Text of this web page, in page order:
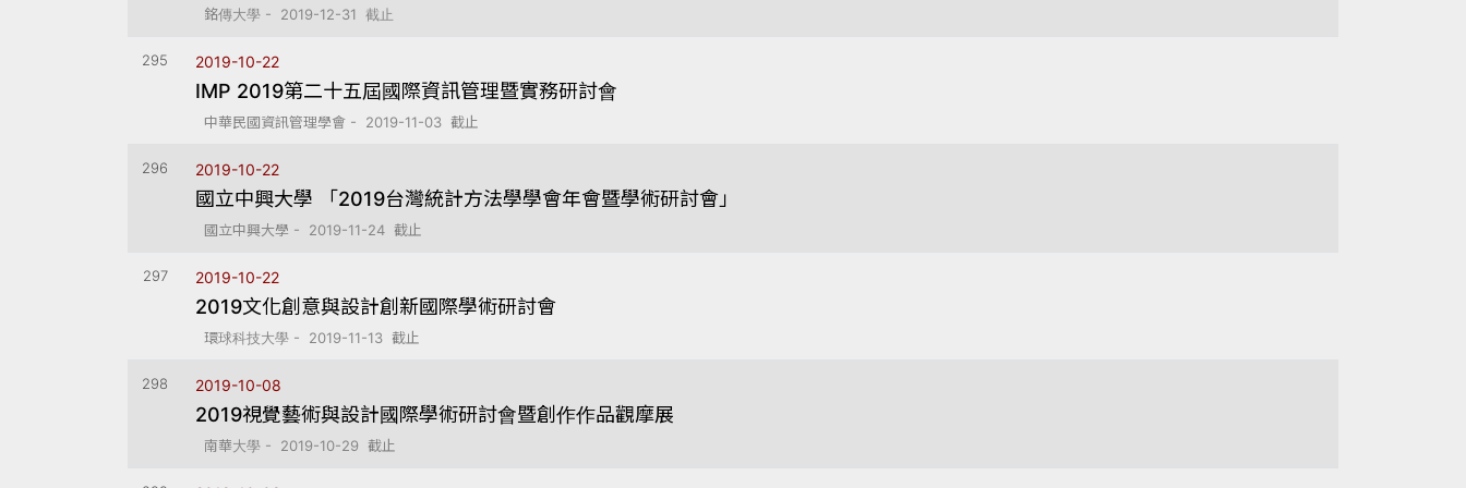
銘傳大學 - 2019-12-31 截止
295 2019-10-22
IMP 2019第二十五屆國際資訊管理暨實務研討會
中華民國資訊管理學會 - 2019-11-03 截止
296 2019-10-22
國立中興大學 「2019台灣統計方法學學會年會暨學術研討會」
國立中興大學 - 2019-11-24 截止
297 2019-10-22
2019文化創意與設計創新國際學術研討會
環球科技大學 - 2019-11-13 截止
298 2019-10-08
2019視覺藝術與設計國際學術研討會暨創作作品觀摩展
南華大學 - 2019-10-29 截止